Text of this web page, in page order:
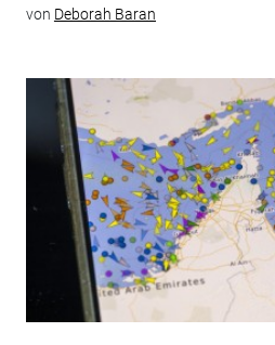
von Deborah Baran